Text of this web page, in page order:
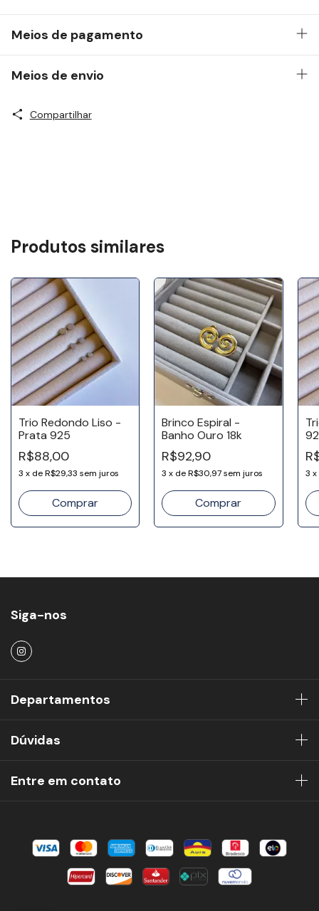
Meios de pagamento
Meios de envio
Compartilhar
Produtos similares
Trio Redondo Liso -
Prata 925
R$88,00
3 x deR$29,33 sem juros
Brinco Espiral -
Banho Ouro 18k
R$92,90
3 x deR$30,97 sem juros 3 x
Siga-nos
Departamentos
Dúvidas
Entre em contato